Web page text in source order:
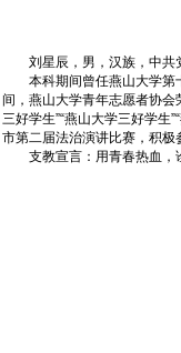
刘星辰，男，汉族，中共党
本科期间曾任燕山大学第十
间，燕山大学青年志愿者协会
三好学生”“燕山大学三好学生
市第二届法治演讲比赛，积
支教宣言：用青春热血，